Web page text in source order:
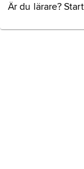
Är du lärare?